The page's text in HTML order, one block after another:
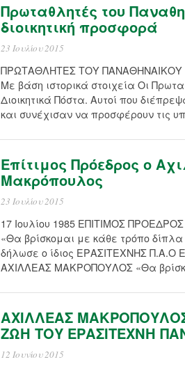
Πρωταθλητές του
διοικητική προσφορά
23 Ιουλίου 2015
ΠΡΩΤΑΘΛΗΤΕΣ ΤΟΥ ΠΑΝΑΘΗΝΑΙΚΟΥ
Με βάση ιστορικά στοιχεία Οι
Διοικητικά Πόστα. Αυτοί που
και συνέχισαν να προσφέρουν τις
Επίτιμος Πρόεδρος ο
Μακρόπουλος
23 Ιουλίου 2015
17 Ιουλίου 1985 ΕΠΙΤΙΜΟΣ
«Θα βρίσκομαι με κάθε τρόπο
δήλωσε ο ίδιος ΕΡΑΣΙΤΕΧΝΗΣ
ΑΧΙΛΛΕΑΣ ΜΑΚΡΟΠΟΥΛΟΣ «Θα
ΑΧΙΛΛΕΑΣ
ΖΩΗ ΤΟΥ ΕΡΑΣΙΤΕΧΝΗ
12 Ιουνίου 2015